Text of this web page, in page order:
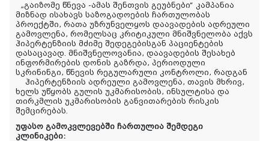
„გაიზომე წნევა -ამას შენთვის გეუბნები“ კამპანია
მიზნად ისახავს საზოგადოების ჩართულობას
პროექტში, რათა უზრუნველყოს დაავადების ადრეული
გამოვლენა, რომელსაც კრიტიკული მნიშვნელობა აქვს
ჰიპერტენზიის მძიმე შედეგებისგან პაციენტების
დასაცავად. მნიშვნელოვანია, დაავადების შესახებ
ინფორმირების დონის გაზრდა, პერიოდული
სკრინინგი, წნევის რეგულარული კონტროლი, რადგან
ჰიპერტენზიის ადრეული გამოვლენა, თავის მხრივ,
ხელს უწყობს გულის უკმარისობის, ინსულტისა და
თირკმლის უკმარისობის განვითარების რისკის
შემცირებას.
უფასო გამოკვლევებში ჩართულია შემდეგი
კლინიკები: